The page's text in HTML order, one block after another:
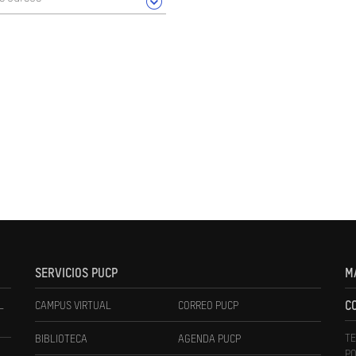
SERVICIOS PUCP
CAMPUS VIRTUAL CORREO PUCP
BIBLIOTECA AGENDA PUCP